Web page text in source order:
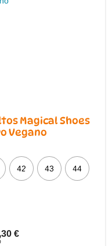
Magical Shoes
Vegano
42 43 44
€